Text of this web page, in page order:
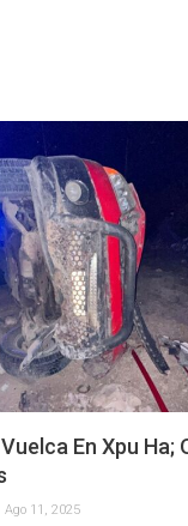
En Xpu Ha;
Ago 11, 2025